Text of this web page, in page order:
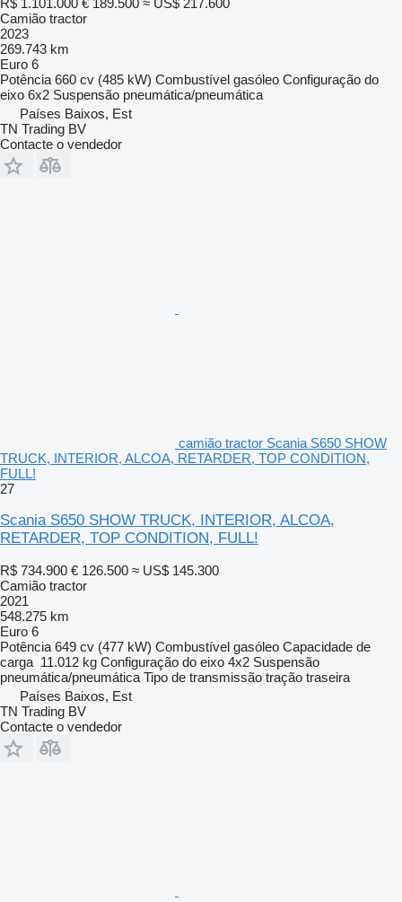
Camião tractor
2023
269.743 km
Euro 6
Potência 660 cv (485 kW) Combustível gasóleo Configuração do
eixo 6x2 Suspensão pneumática/pneumática
Países Baixos, Est
TN Trading BV
Contacte o vendedor
camião tractor Scania S650 SHOW
TRUCK, INTERIOR, ALCOA, RETARDER, TOP CONDITION,
FULL!
27
Scania S650 SHOW TRUCK, INTERIOR, ALCOA,
RETARDER, TOP CONDITION, FULL!
R$ 734.900 € 126.500 ≈ US$ 145.300
Camião tractor
2021
548.275 km
Euro 6
Potência 649 cv (477 kW) Combustível gasóleo Capacidade de
carga 11.012 kg Configuração do eixo 4x2 Suspensão
pneumática/pneumática Tipo de transmissão tração traseira
Países Baixos, Est
TN Trading BV
Contacte o vendedor